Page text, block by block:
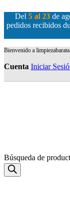
Del 5 al 23 de
pedidos recibidos
Bienvenido a
Cuenta Iniciar
Búsqueda de